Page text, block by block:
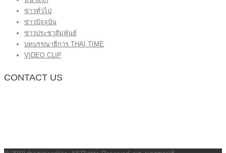
ข่าวทั่วไป
ข่าวปัจจุบัน
ข่าวประชาสัมพันธ์
บทบรรณาธิการ THAI TIME
VIDEO CLIP
CONTACT US